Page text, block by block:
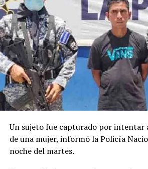
Un sujeto fue capturado por intentar
de una mujer, informó la Policía
noche del martes.